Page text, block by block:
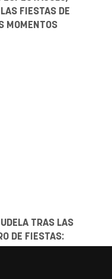
CON UN
Y